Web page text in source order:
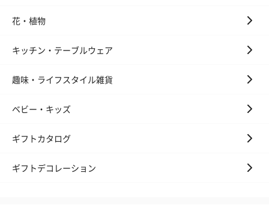
アールグレイ（HAPPY
（660円）
フルーツティ
スイーツを同梱してお届けいたします。ギフトへの＋αにおすすめ
花・植物
キッチン・テーブルウェア
趣味・ライフスタイル雑貨
ベビー・キッズ
ギフトカタログ
ギフトデコレーション